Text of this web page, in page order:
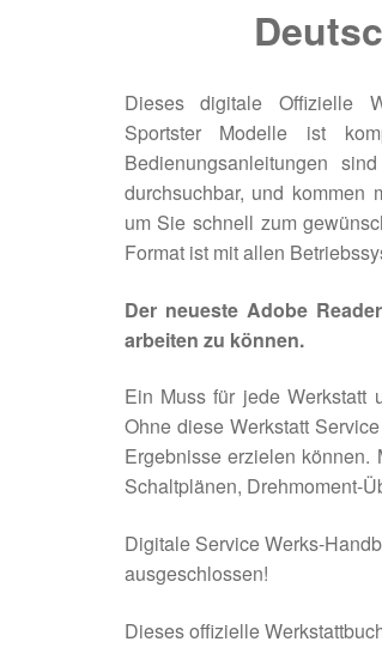
Dieses digitale Offizielle
Sportster Modelle ist
Bedienungsanleitungen
durchsuchbar, und kommen
um Sie schnell zum
Format ist mit allen
Der neueste Adobe
arbeiten zu können.
Ein Muss für jede Werkstatt
Ohne diese Werkstatt
Ergebnisse erzielen können.
Schaltplänen, Drehmoment-
Digitale Service Werks-
ausgeschlossen!
Dieses offizielle